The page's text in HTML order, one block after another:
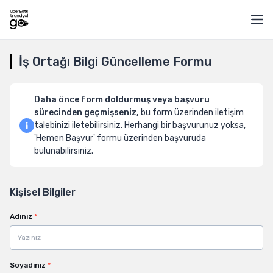
İş Ortağı Bilgi Güncelleme Formu
Daha önce form doldurmuş veya başvuru
sürecinden geçmişseniz, bu form üzerinden iletişim
talebinizi iletebilirsiniz. Herhangi bir başvurunuz yoksa,
'Hemen Başvur' formu üzerinden başvuruda
bulunabilirsiniz.
Kişisel Bilgiler
Adınız *
Soyadınız *